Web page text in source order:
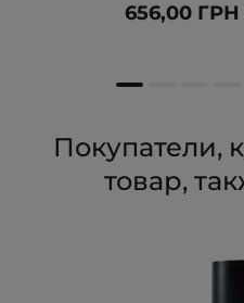
656,00 ГРН
Покупатели,
товар,